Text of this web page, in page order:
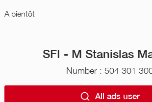
A bientôt
SFI - M Stanislas
Number : 504 301
All ads user